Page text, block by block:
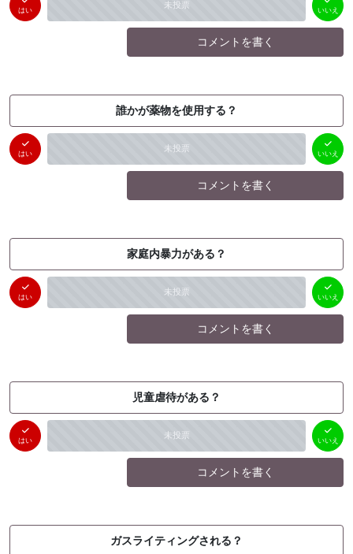
はい 未投票
（ 0件）
いいえ
コメントを書く
誰かが薬物を使用する？
はい 未投票
いいえ
（ 0件）
いいえ
コメントを書く
家庭内暴力がある？
はい 未投票
いいえ
（ 0件）
いいえ
コメントを書く
児童虐待がある？
はい 未投票
いいえ
（ 0件）
いいえ
コメントを書く
ガスライティングされる？